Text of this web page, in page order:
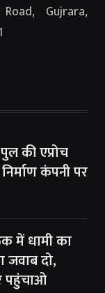
Gujrara,
की एप्रोच
कंपनी पर
में धामी का
दो,
पहुंचाओ